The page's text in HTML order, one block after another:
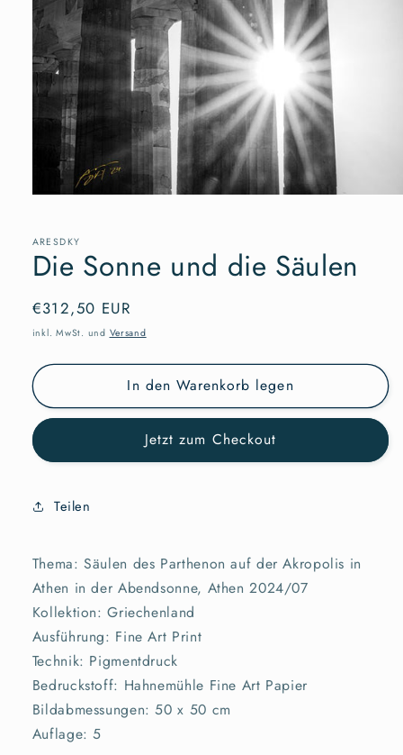
Modal
öffnen
ARESDKY
Die Sonne und die Säulen
Normaler
Preis
€312,50 EUR
inkl. MwSt. und Versand
In den Warenkorb legen
Jetzt zum Checkout
Teilen
Thema: Säulen des Parthenon auf der Akropolis in
Athen in der Abendsonne, Athen 2024/07
Kollektion: Griechenland
Ausführung: Fine Art Print
Technik: Pigmentdruck
Bedruckstoff: Hahnemühle Fine Art Papier
Bildabmessungen: 50 x 50 cm
Auflage: 5